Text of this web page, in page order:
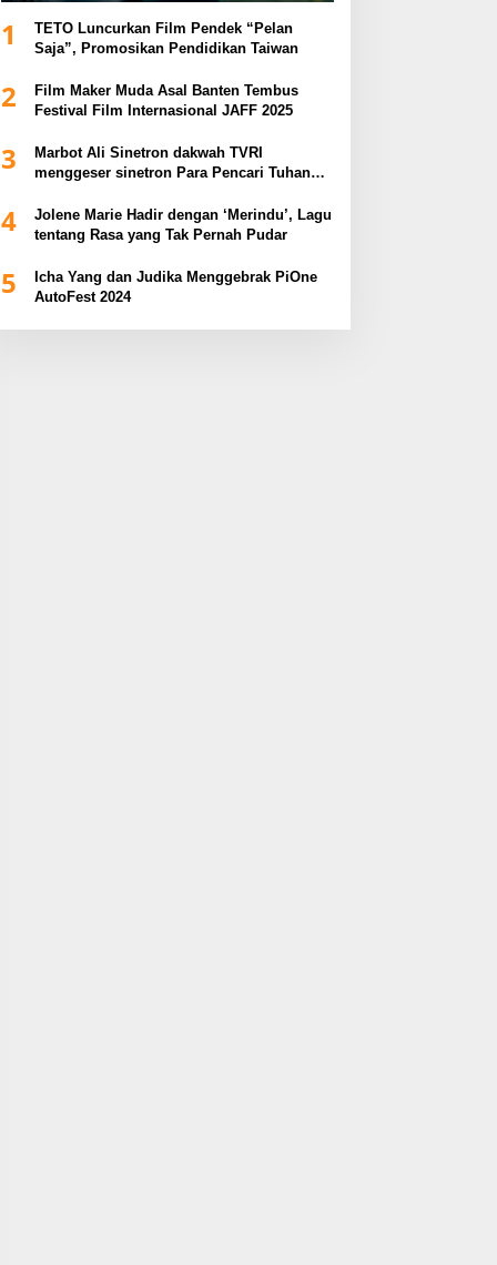
1
TETO Luncurkan Film Pendek “Pelan
Saja”, Promosikan Pendidikan Taiwan
2
Film Maker Muda Asal Banten Tembus
Festival Film Internasional JAFF 2025
3
Marbot Ali Sinetron dakwah TVRI
menggeser sinetron Para Pencari Tuhan
4
Jolene Marie Hadir dengan ‘Merindu’, Lagu
tentang Rasa yang Tak Pernah Pudar
5
Icha Yang dan Judika Menggebrak PiOne
AutoFest 2024